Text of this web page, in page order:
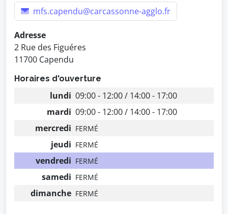
mfs.capendu@carcassonne-agglo.fr
Adresse
2 Rue des Figuéres
11700 Capendu
Horaires d'ouverture
lundi 09:00 - 12:00 / 14:00 - 17:00
mardi 09:00 - 12:00 / 14:00 - 17:00
mercredi FERMÉ
jeudi FERMÉ
vendredi FERMÉ
samedi FERMÉ
dimanche FERMÉ